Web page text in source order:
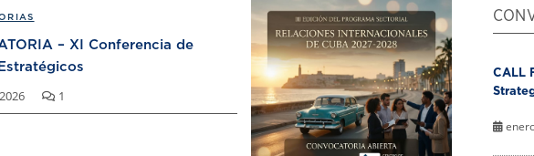
– XI Conferencia de
1
CALL